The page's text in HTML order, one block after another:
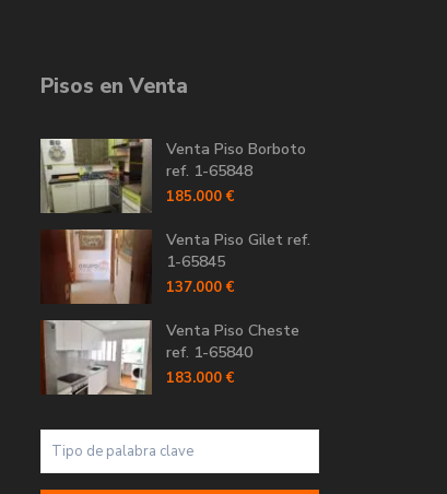
Pisos en Venta
Venta Piso Borboto
ref. 1-65848
185.000 €
Venta Piso Gilet ref.
1-65845
137.000 €
Venta Piso Cheste
ref. 1-65840
183.000 €